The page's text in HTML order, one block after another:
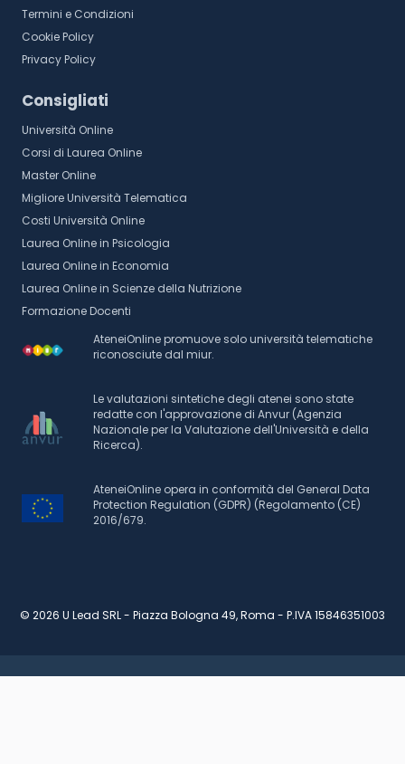
Termini e Condizioni
Cookie Policy
Privacy Policy
Consigliati
Università Online
Corsi di Laurea Online
Master Online
Migliore Università Telematica
Costi Università Online
Laurea Online in Psicologia
Laurea Online in Economia
Laurea Online in Scienze della Nutrizione
Formazione Docenti
AteneiOnline promuove solo università telematiche
riconosciute dal miur.
Le valutazioni sintetiche degli atenei sono state
redatte con l'approvazione di Anvur (Agenzia
Nazionale per la Valutazione dell'Università e della
Ricerca).
AteneiOnline opera in conformità del General Data
Protection Regulation (GDPR) (Regolamento (CE)
2016/679.
© 2026 U Lead SRL - Piazza Bologna 49, Roma - P.IVA 15846351003